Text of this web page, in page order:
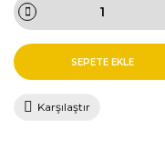
SEPETE EKLE
Karşılaştır